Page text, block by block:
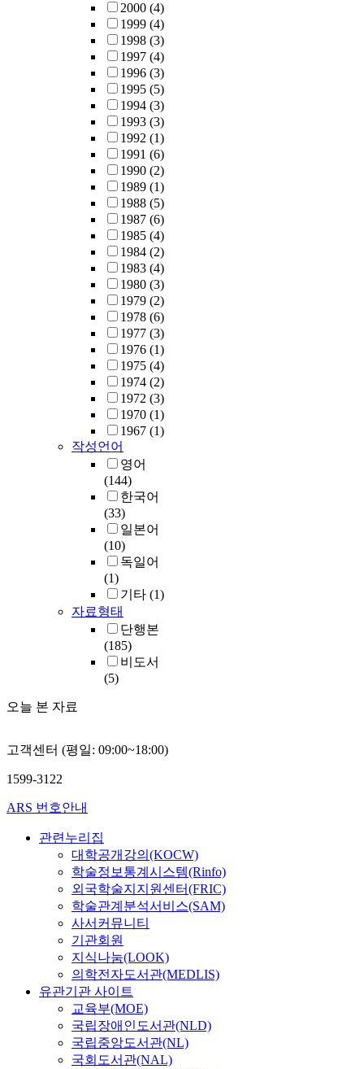
2000 (4)
1999 (4)
1998 (3)
1997 (4)
1996 (3)
1995 (5)
1994 (3)
1993 (3)
1992 (1)
1991 (6)
1990 (2)
1989 (1)
1988 (5)
1987 (6)
1985 (4)
1984 (2)
1983 (4)
1980 (3)
1979 (2)
1978 (6)
1977 (3)
1976 (1)
1975 (4)
1974 (2)
1972 (3)
1970 (1)
1967 (1)
작성언어
영어
(144)
한국어
(33)
일본어
(10)
독일어
(1)
기타 (1)
자료형태
단행본
(185)
비도서
(5)
오늘 본 자료
고객센터 (평일: 09:00~18:00)
1599-3122
ARS 번호안내
관련누리집
대학공개강의(KOCW)
학술정보통계시스템(Rinfo)
외국학술지지원센터(FRIC)
학술관계분석서비스(SAM)
사서커뮤니티
기관회원
지식나눔(LOOK)
의학전자도서관(MEDLIS)
유관기관 사이트
교육부(MOE)
국립장애인도서관(NLD)
국립중앙도서관(NL)
국회도서관(NAL)